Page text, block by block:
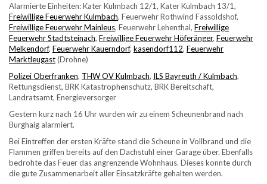
Alarmierte Einheiten: Kater Kulmbach 12/1, Kater Kulmbach 13/1,
Freiwillige Feuerwehr Kulmbach, Feuerwehr Rothwind Fassoldshof,
Freiwillige Feuerwehr Mainleus, Feuerwehr Lehenthal, Freiwillige
Feuerwehr Stadtsteinach, Freiwillige Feuerwehr Höferänger, Feuerwehr
Melkendorf, Feuerwehr Kauerndorf, kasendorf112, Feuerwehr
Marktleugast(Drohne)
Polizei Oberfranken, THW OV Kulmbach, ILS Bayreuth / Kulmbach,
Rettungsdienst, BRK Katastrophenschutz, BRK Bereitschaft,
Landratsamt, Energieversorger
Gestern kurz nach 16 Uhr wurden wir zu einem Scheunenbrand nach
Burghaig alarmiert.
Bei Eintreffen der ersten Kräfte stand die Scheune in Vollbrand und die
Flammen griffen bereits auf den Dachstuhl einer Garage über. Ebenfalls
bedrohte das Feuer das angrenzende Wohnhaus. Dieses konnte durch
die gute Zusammenarbeit aller Einsatzkräfte gehalten werden.